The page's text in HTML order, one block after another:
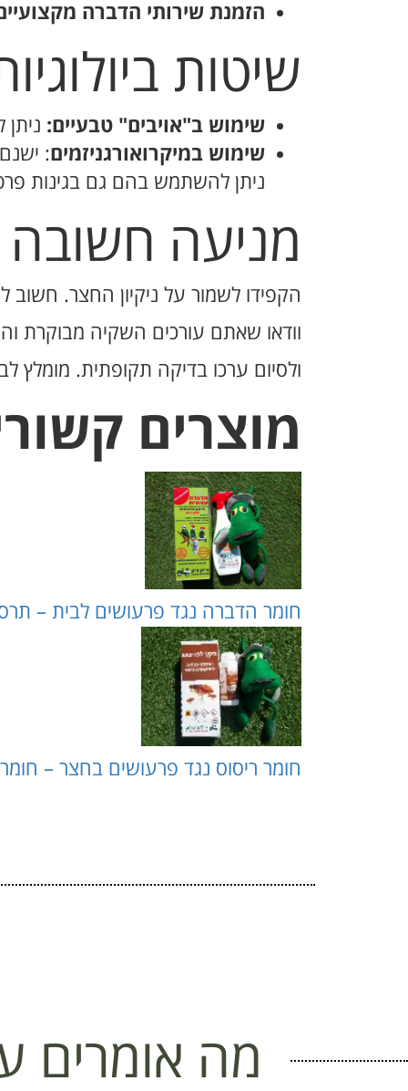
הזמנת שירותי הדברה
שיטות
שימוש ב"אויבים" טבעיים:
שימוש במיקרואורגניזמים:
ניתן להשתמש בהם גם בגינות
מניעה חשובה
הקפידו לשמור על ניקיון החצר.
וודאו שאתם עורכים השקיה מבוקרת
ולסיום ערכו בדיקה תקופתית. מומלץ
מוצרים
חומר הדברה נגד פרעושים לבית –
חומר ריסוס נגד פרעושים בחצר –
מה אומרים